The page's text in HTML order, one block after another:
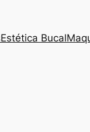
Estética Bucal